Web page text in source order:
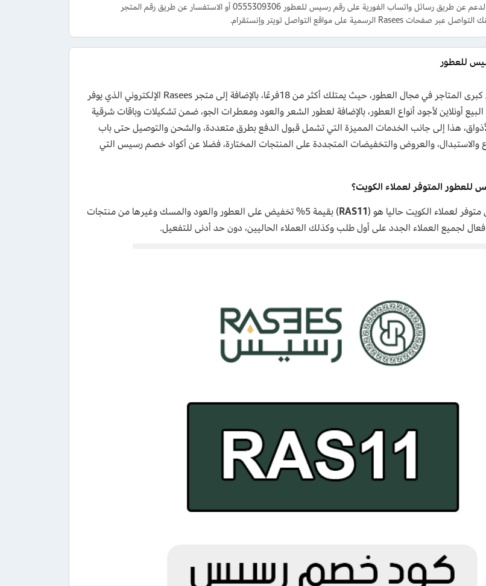
تستطيع طلب المساعدة والدعم عن طريق رسائل واتساب الفورية على رقم رسيس للعطور 0555309306 أو الاستفسار عن طريق رقم المتجر
للعطور
يعتبر متجر رسيس من كبرى المتاجر في مجال العطور، حيث يمتلك أكثر من 18فرعًا، بالإضافة إلى متجر Rasees الإلكتروني الذي يوفر
أونلاين لأجود أنواع العطور، بالإضافة لعطور الشعر والعود ومعطرات الجو، ضمن تشكيلات وباقات شرقية
هذا إلى جانب الخدمات المميزة التي تشمل قبول الدفع بطرق متعددة، والشحن والتوصيل حتى باب
والاستبدال، والعروض والتخفيضات المتجددة على المنتجات المختارة، فضلا عن أكواد خصم رسيس التي
المتوفر لعملاء الكويت؟
لعملاء الكويت حاليا هو (RAS11
) بقيمة 5% تخفيض على العطور والعود والمسك وغيرها من منتجات